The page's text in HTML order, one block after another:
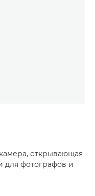
открывающая
для фотографов и